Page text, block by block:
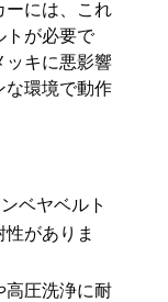
ーには、これ
トが必要で
ッキに悪影響
な環境で動作
ベヤベルト
がありま
高圧洗浄に耐